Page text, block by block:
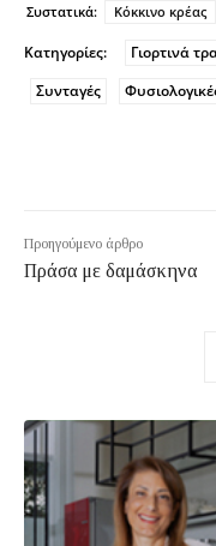
Συστατικά: Κόκκινο κρέας
Κατηγορίες: Γιορτινά
Συνταγές
Προηγούμενο άρθρο
Πράσα με δαμάσκηνα